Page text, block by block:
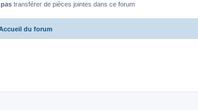
transférer de pièces jointes dans ce forum
du forum